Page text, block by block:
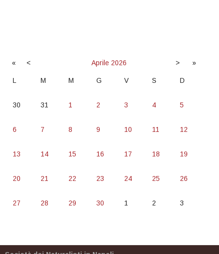
« < Aprile 2026 > »
L M M G V S D
30 31 1 2 3 4 5
6 7 8 9 10 11 12
13 14 15 16 17 18 19
20 21 22 23 24 25 26
27 28 29 30 1 2 3